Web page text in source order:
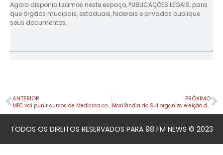
Agora disponibilizamos neste espaço, PUBLICAÇÕES LEGAIS, para
que órgãos mucipais, estaduais, federais e privados publique
seus documentos.
ANTERIOR
MEC vai punir cursos de Medicina com resultado ruim no Enamed
PRÓXIMO
Marilândia do Sul organiza eleição do Conselho Tutelar
TODOS OS DIREITOS RESERVADOS PARA 98 FM NEWS © 2023